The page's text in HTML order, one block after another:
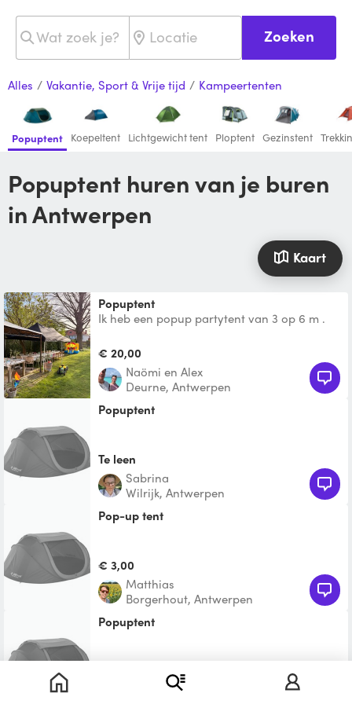
Zoeken
Alles / Vakantie, Sport & Vrije tijd / Kampeertenten
Popuptent Koepeltent Lichtgewicht tent Ploptent Gezinstent
Popuptent huren van je buren
in Antwerpen
Kaart
Popuptent
Ik heb een popup partytent van 3 op 6 m .
€ 20,00
Naömi en Alex
Deurne, Antwerpen
Popuptent
Te leen
Sabrina
Wilrijk, Antwerpen
pop-up tent
€ 3,00
Matthias
Borgerhout, Antwerpen
Popuptent